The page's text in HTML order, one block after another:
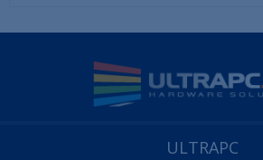
ULTRAPC